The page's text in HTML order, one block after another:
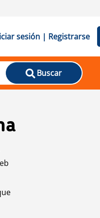
sesión | Registrarse
Buscar